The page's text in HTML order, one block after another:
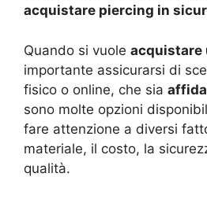
acquistare piercing in
Quando si vuole acquistare
importante assicurarsi di
fisico o online, che sia
sono molte opzioni
fare attenzione a diversi
materiale, il costo, la
qualità.